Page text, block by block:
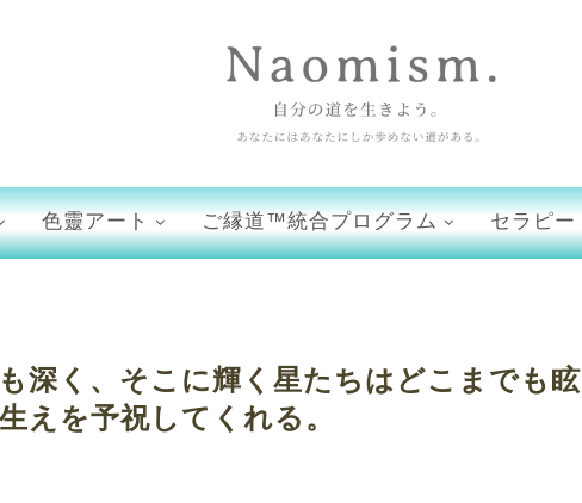
色靈アート ご縁道™統合プログラム セラピー
深く、そこに輝く星たちはどこまでも眩
えを予祝してくれる。